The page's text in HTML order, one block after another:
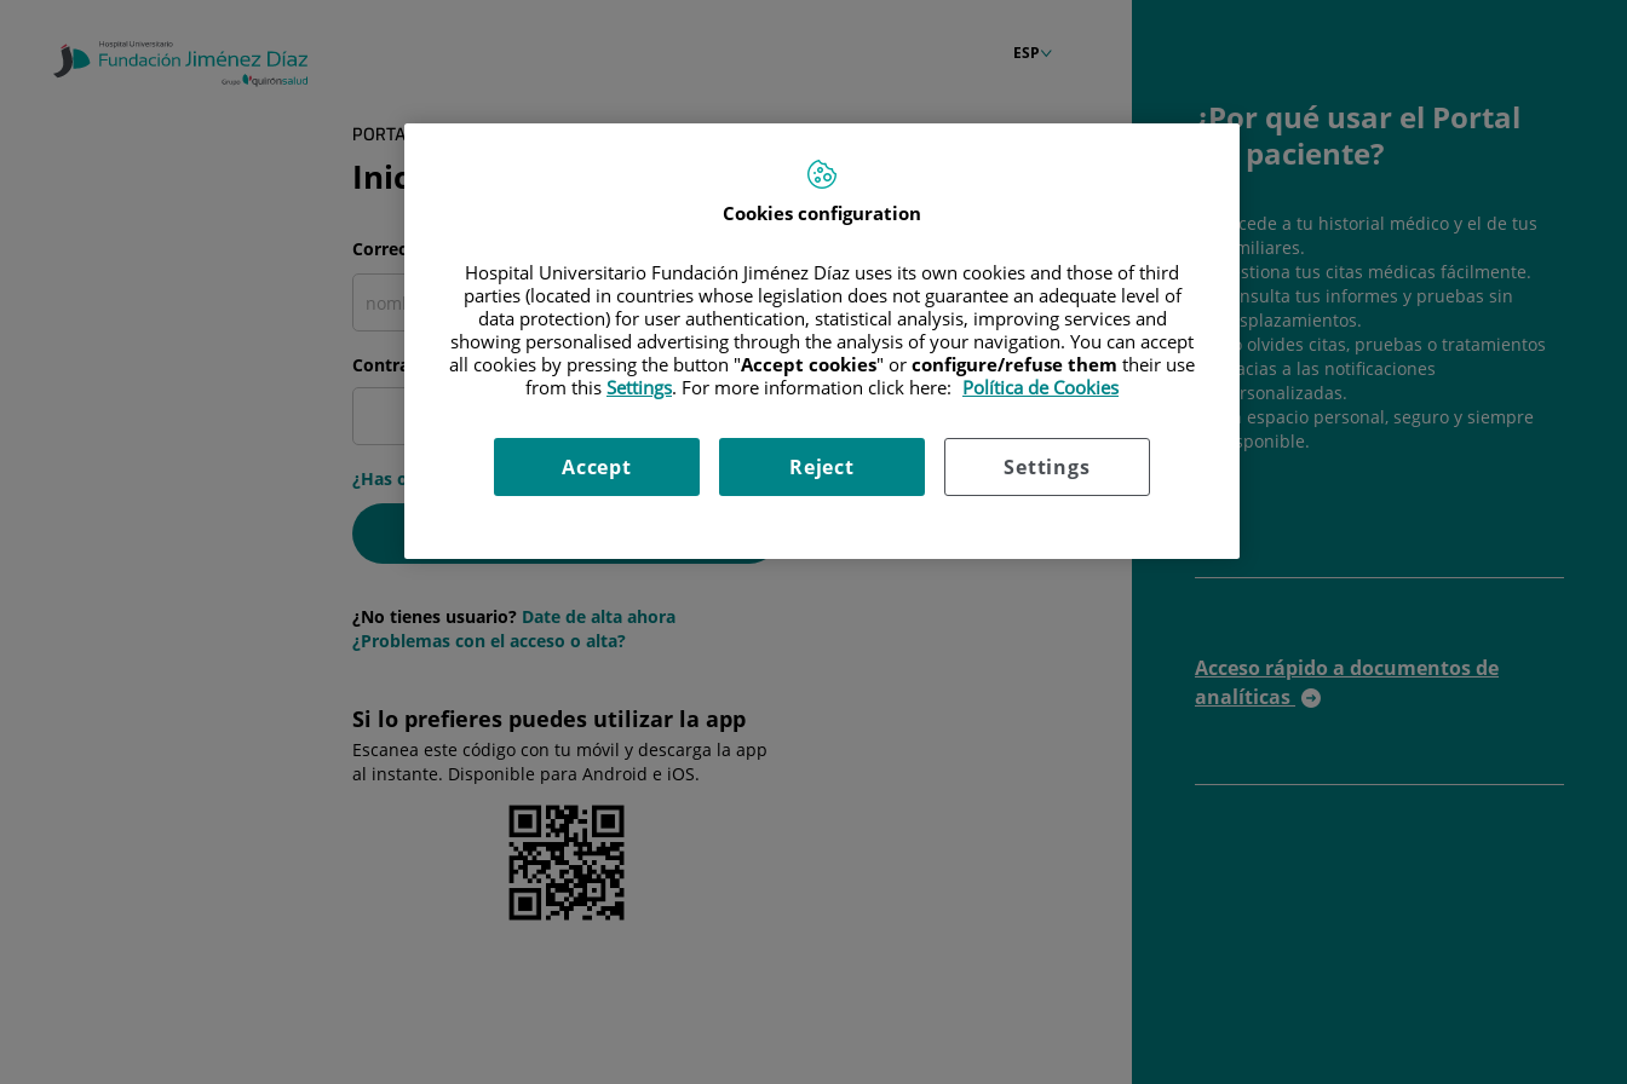
ESP
PORTAL DEL PACIENTE
Inicia sesión
Correo electrónico
Contraseña
¿Has olvidado tu contraseña?
¿No tienes usuario? Date de alta ahora
¿Problemas con el acceso o alta?
Si lo prefieres puedes utilizar la app
Escanea este código con tu móvil y descarga la app
al instante. Disponible para Android e iOS.
¿Por qué usar el Portal
del paciente?
Accede a tu historial médico y el de tus
familiares.
Gestiona tus citas médicas fácilmente.
Consulta tus informes y pruebas sin
desplazamientos.
No olvides citas, pruebas o tratamientos
gracias a las notificaciones
personalizadas.
Un espacio personal, seguro y siempre
disponible.
Acceso rápido a documentos de
analíticas
Cookies configuration
Hospital Universitario Fundación Jiménez Díaz uses its own cookies and those of third
parties (located in countries whose legislation does not guarantee an adequate level of
data protection) for user authentication, statistical analysis, improving services and
showing personalised advertising through the analysis of your navigation. You can accept
all cookies by pressing the button "Accept cookies" or configure/refuse them their use
from this Settings. For more information click here: Política de Cookies
Settings
Reject
Accept